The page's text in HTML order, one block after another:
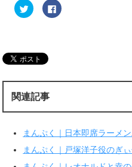
ク
リ
w
i
e
r
で
有
新
し
ウ
ィ
ン
F
a
す
ク
ッ
ク
て
く
だ
関連記事
まんぷく｜日本即席ラーメ
まんぷく｜戸塚洋子役のぎ